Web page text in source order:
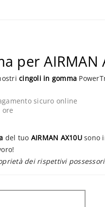
per AIRMAN
cingoli in gomma
sicuro online
ore
del tuo AIRMAN AX10Usono
dei rispettivi